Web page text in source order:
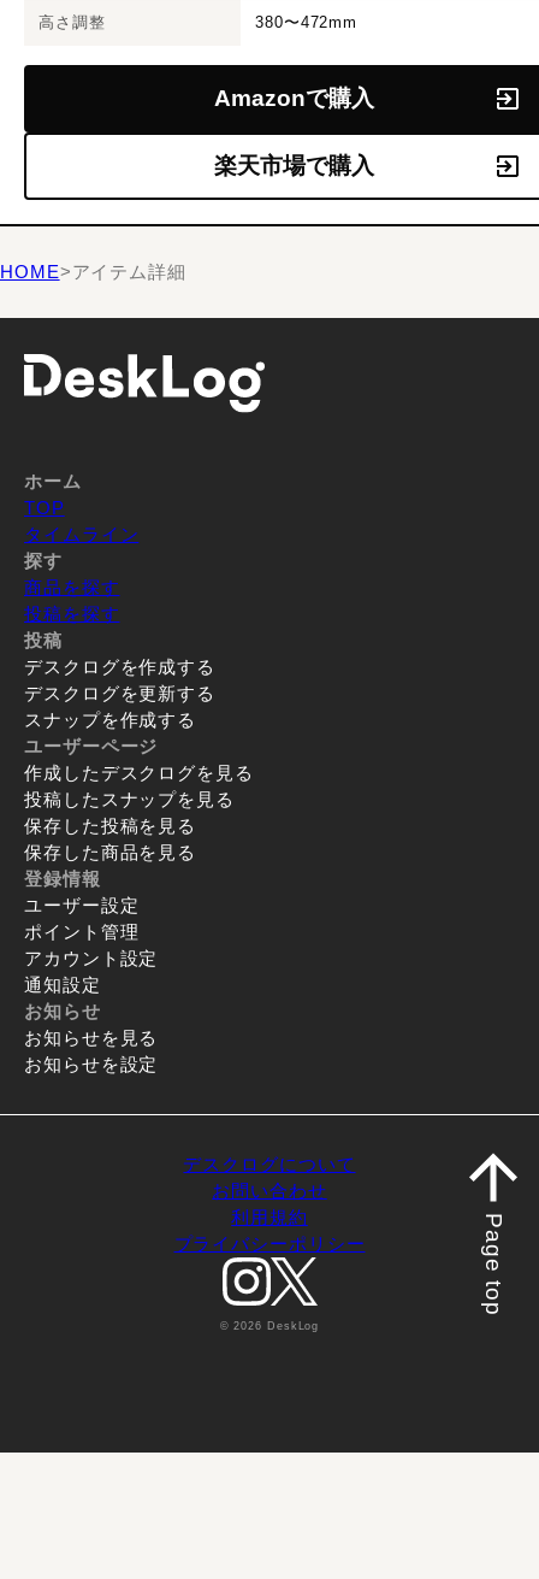
高さ調整 380〜472mm
Amazonで購入
楽天市場で購入
HOME>アイテム詳細
ホーム
TOP
タイムライン
探す
商品を探す
投稿を探す
投稿
デスクログを作成する
デスクログを更新する
スナップを作成する
ユーザーページ
作成したデスクログを見る
投稿したスナップを見る
保存した投稿を見る
保存した商品を見る
登録情報
ユーザー設定
ポイント管理
アカウント設定
通知設定
お知らせ
お知らせを見る
お知らせを設定
デスクログについて
お問い合わせ
利用規約
プライバシーポリシー
© 2026 DeskLog
Page top